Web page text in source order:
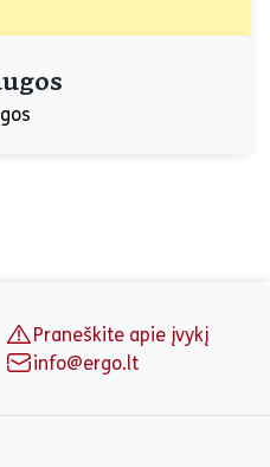
Praneškite apie įvykį
info@ergo.lt